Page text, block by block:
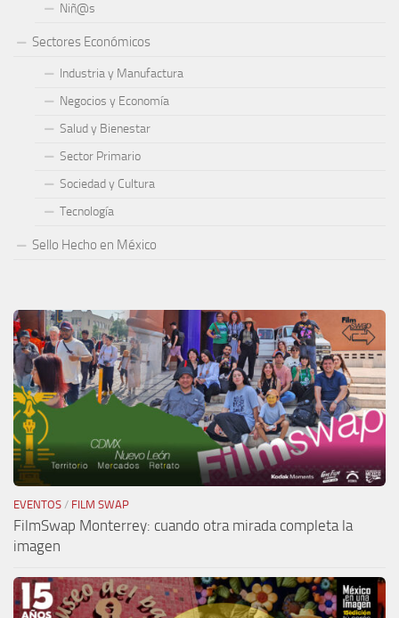
Niñ@s
Sectores Económicos
Industria y Manufactura
Negocios y Economía
Salud y Bienestar
Sector Primario
Sociedad y Cultura
Tecnología
Sello Hecho en México
EVENTOS / FILM SWAP
FilmSwap Monterrey: cuando otra mirada completa la
imagen